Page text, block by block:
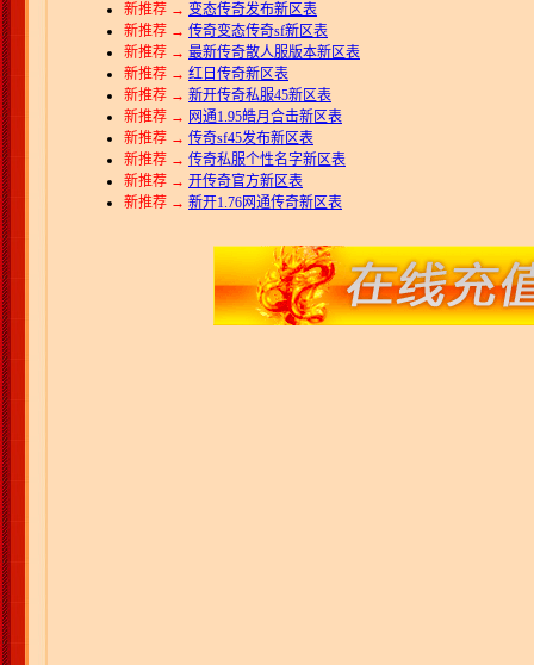
新推荐 → 变态传奇发布新区表
新推荐 → 传奇变态传奇sf新区表
新推荐 → 最新传奇散人服版本新区表
新推荐 → 红日传奇新区表
新推荐 → 新开传奇私服45新区表
新推荐 → 网通1.95皓月合击新区表
新推荐 → 传奇sf45发布新区表
新推荐 → 传奇私服个性名字新区表
新推荐 → 开传奇官方新区表
新推荐 → 新开1.76网通传奇新区表